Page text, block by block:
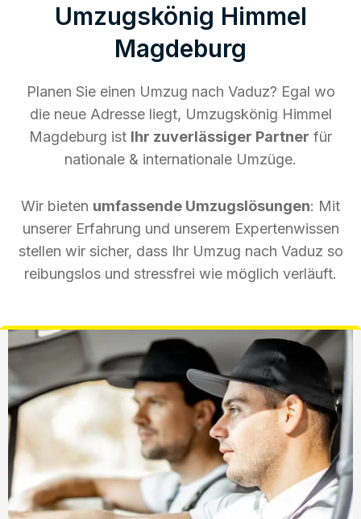
Umzugskönig Himmel
Magdeburg
Planen Sie einen Umzug nach Vaduz? Egal wo
die neue Adresse liegt, Umzugskönig Himmel
Magdeburg ist Ihr zuverlässiger Partner für
nationale & internationale Umzüge.
Wir bieten umfassende Umzugslösungen: Mit
unserer Erfahrung und unserem Expertenwissen
stellen wir sicher, dass Ihr Umzug nach Vaduz so
reibungslos und stressfrei wie möglich verläuft.